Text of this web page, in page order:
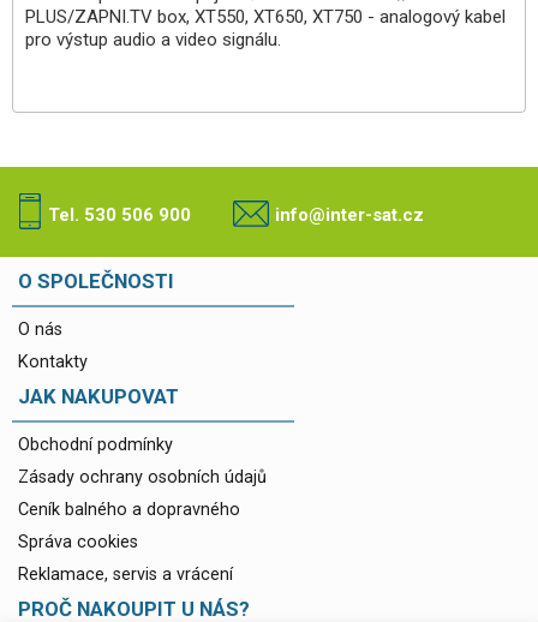
PLUS/ZAPNI.TV box, XT550, XT650, XT750 - analogový kabel
pro výstup audio a video signálu.
Tel. 530 506 900 info@inter-sat.cz
O SPOLEČNOSTI
O nás
Kontakty
JAK NAKUPOVAT
Obchodní podmínky
Zásady ochrany osobních údajů
Ceník balného a dopravného
Správa cookies
Reklamace, servis a vrácení
PROČ NAKOUPIT U NÁS?